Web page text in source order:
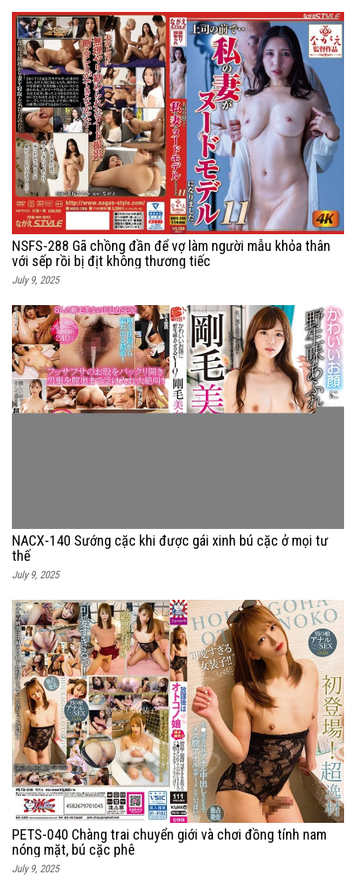
NSFS-288 Gã chồng đần để vợ làm người mẫu khỏa thân
với sếp rồi bị địt không thương tiếc
July 9, 2025
NACX-140 Sướng cặc khi được gái xinh bú cặc ở mọi tư
thế
July 9, 2025
PETS-040 Chàng trai chuyển giới và chơi đồng tính nam
nóng mặt, bú cặc phê
July 9, 2025